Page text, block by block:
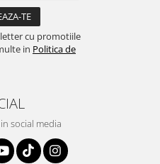
cu promotiile
in Politica de
social media